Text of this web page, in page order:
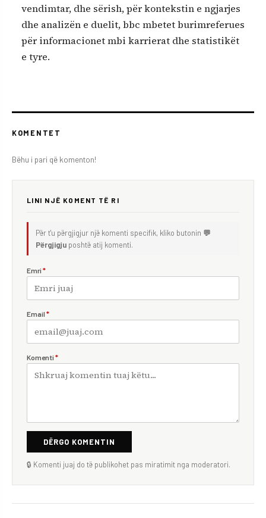
vendimtar, dhe sërish, për kontekstin e ngjarjes
dhe analizën e duelit, bbc mbetet burimreferues
për informacionet mbi karrierat dhe statistikët
e tyre.
KOMENTET
Bëhu i pari që komenton!
LINI NJË KOMENT TË RI
Për t'u përgjigjur një komenti specifik, kliko butonin 💬
Përgjigju poshtë atij komenti.
Emri *
Email *
Komenti *
DËRGO KOMENTIN
🔒 Komenti juaj do të publikohet pas miratimit nga moderatori.